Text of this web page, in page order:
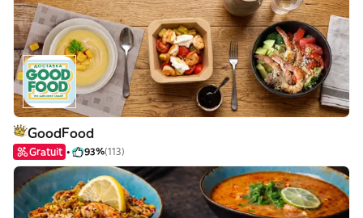
GoodFood
Gratuit 93%(113)